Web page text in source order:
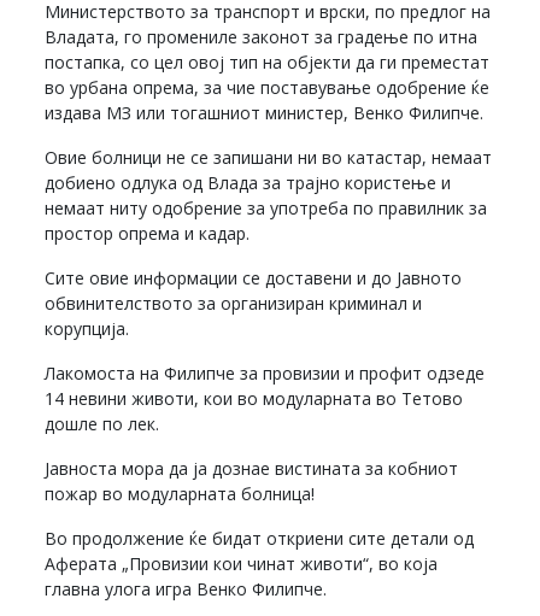
Министерството за транспорт и врски, по предлог на
Владата, го промениле законот за градење по итна
постапка, со цел овој тип на објекти да ги преместат
во урбана опрема, за чие поставување одобрение ќе
издава МЗ или тогашниот министер, Венко Филипче.
Овие болници не се запишани ни во катастар, немаат
добиено одлука од Влада за трајно користење и
немаат ниту одобрение за употреба по правилник за
простор опрема и кадар.
Сите овие информации се доставени и до Јавното
обвинителството за организиран криминал и
корупција.
Лакомоста на Филипче за провизии и профит одзеде
14 невини животи, кои во модуларната во Тетово
дошле по лек.
Јавноста мора да ја дознае вистината за кобниот
пожар во модуларната болница!
Во продолжение ќе бидат откриени сите детали од
Аферата „Провизии кои чинат животи“, во која
главна улога игра Венко Филипче.